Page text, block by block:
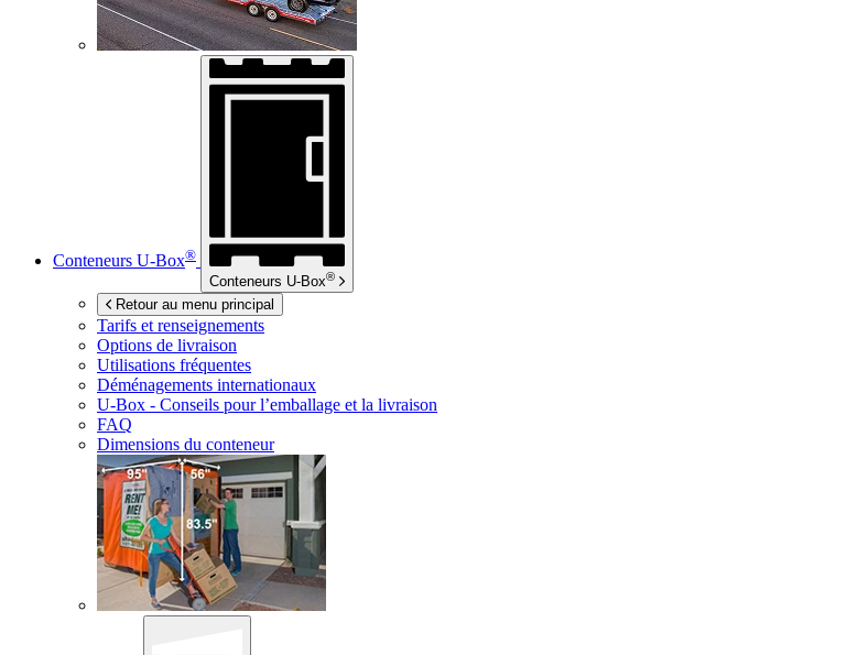
Conteneurs U-Box®
Conteneurs U-Box®
Retour au menu principal
Tarifs et renseignements
Options de livraison
Utilisations fréquentes
Déménagements internationaux
U-Box - Conseils pour l’emballage et la livraison
FAQ
Dimensions du conteneur